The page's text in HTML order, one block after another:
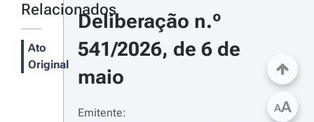
Relacionados
Ato
Original
Deliberação n.º
541/2026, de 6 de
maio
Emitente:
AA